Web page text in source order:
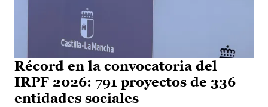
Récord en la convocatoria del
IRPF 2026: 791 proyectos de 336
entidades sociales